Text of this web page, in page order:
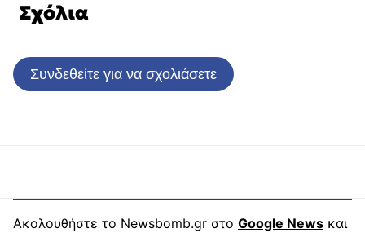
Σχόλια
Συνδεθείτε για να σχολιάσετε
Ακολουθήστε το Newsbomb.gr στο Google News και